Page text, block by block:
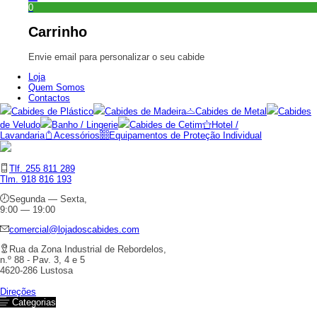
0
Carrinho
Envie email para personalizar o seu cabide
Loja
Quem Somos
Contactos
Cabides de Plástico
Cabides de Madeira Cabides de Metal
Cabides
de Veludo
Banho / Lingerie Cabides de Cetim
Hotel /
Lavandaria
Acessórios Equipamentos de Proteção Individual
Tlf. 255 811 289
Tlm. 918 816 193
Segunda — Sexta,
9:00 — 19:00
comercial@lojadoscabides.com
Rua da Zona Industrial de Rebordelos,
n.º 88 - Pav. 3, 4 e 5
4620-286 Lustosa
Direções
Categorias